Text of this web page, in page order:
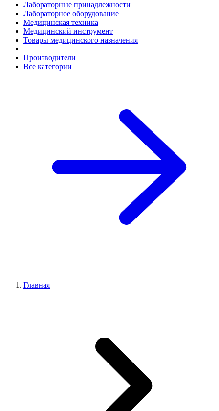
Лабораторные принадлежности
Лабораторное оборудование
Медицинская техника
Медицинский инструмент
Товары медицинского назначения
Производители
Все категории
Главная